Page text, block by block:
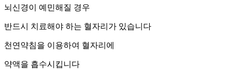
뇌신경이 예민해질 경우
반드시 치료해야 하는 혈자리가 있습니다
천연약침을 이용하여 혈자리에
약액을 흡수시킵니다